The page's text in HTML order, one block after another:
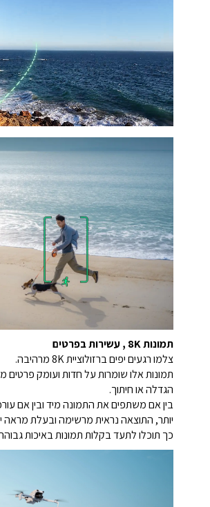
תמונות 8K , עשירות בפרטים
צלמו רגעים יפים ברזולוציית 8K מרהיבה.
תמונות אלו שומרות על חדות ועומק
הגדלה או חיתוך.
בין אם משתפים את התמונה מיד ובין אם
יותר, התוצאה נראית מרשימה ובעלת מראה
כך תוכלו לתעד בקלות תמונות באיכות